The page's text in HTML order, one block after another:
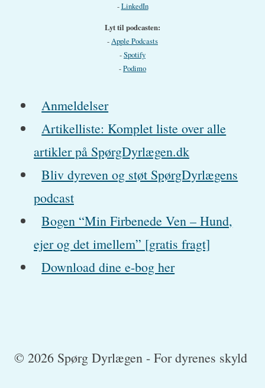
-LinkedIn
Lyt til podcasten:
-Apple Podcasts
-Spotify
-Podimo
Anmeldelser
Artikelliste: Komplet liste over alle
artikler på SpørgDyrlægen.dk
Bliv dyreven og støt SpørgDyrlægens
podcast
Bogen “Min Firbenede Ven – Hund,
ejer og det imellem” [gratis fragt]
Download dine e-bog her
© 2026 Spørg Dyrlægen - For dyrenes skyld